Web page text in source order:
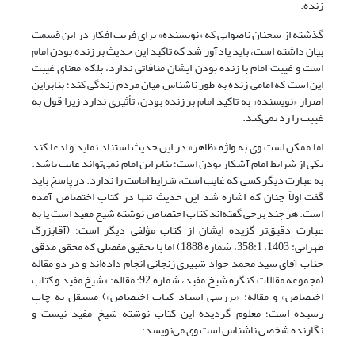
زنده.
گذشته از سخنان ناصوابی که «نویسنده» برای فریب افکار در این قسمت
بیان داشته است، باید یادآور شد که تاکید این حدیث بر زنده بودن امام
است و غیبت امام با زنده بودن ایشان منافاتی ندارد، بلکه معنای غیبت
این است که امامی زنده به طور ناشناس میان مردم زندگی کند؛ بنابراین
اصرار «نویسنده» به تاکید امام بر زنده بودن، تأثیری ندارد زیرا قول به
غیبت را رد نمی‌کند.
اما ممکن است وی به واژه «ظاهر» در این حدیث استناد نماید و ادعا کند
یکی از شرایط امام آشکار بودن است؛ بنابراین امام نمی‌تواند غایب باشد.
به عبارت دیگر کسی که غایب است، شرایط امامت را ندارد. در پاسخ باید
گفت اولاً چنان که اشاره شد این حدیث تنها در کتاب اختصاص آمده
است. هر چند برخی گفته‌اند کتاب اختصاص نوشته شیخ مفید است یا به
عبارت دقیق‌تر گزیده ایشان از کتاب مؤلفی دیگر است؛ (آقابزرگ
طهرانی: 1403، 358:1، شماره 1888) اما با تحقیق مفصلی که محقق مدقق
جناب آقای سید محمد جواد شبیری زنجانی انجام داده‌اند و در دو مقاله
(مجموعه مقالات کنگره شیخ مفید، شماره 92: مقاله: «شیخ مفید و کتاب
اختصاص» و مقاله: «بررسی اسناد کتاب اختصاص») مستقل به چاپ
رسیده است؛ معلوم گردیده این کتاب نوشته شیخ مفید نیست و
نگارنده شخصی ناشناس است وی می‌نویسد: